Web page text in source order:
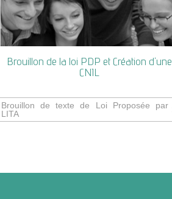
Brouillon de la loi PDP et Création d'une
CNIL
Brouillon de texte de Loi Proposée par
LITA